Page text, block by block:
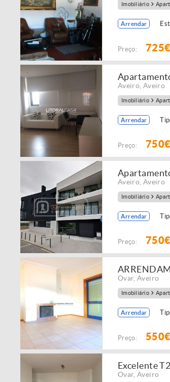
Imobiliário
Arrendar
Preço: 725€
Aveiro Aveiro
Imobiliário
Arrendar
Preço: 750€
Aveiro Aveiro
Imobiliário
Arrendar
Preço: 750€
Ovar,Aveiro
Imobiliário
Arrendar
Preço: 550€
Excelente
Ovar,Aveiro